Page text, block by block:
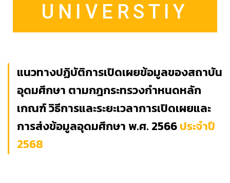
UNIVERSTIY
แนวทางปฏิบัติการเปิดเผยข้อมูลของสถาบัน
อุดมศึกษา ตามกฎกระทรวงกำหนดหลัก
เกณฑ์ วิธีการและระยะเวลาการเปิดเผยและ
การส่งข้อมูลอุดมศึกษา พ.ศ. 2566ประจำปี
2568